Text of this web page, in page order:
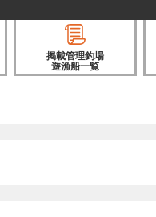
掲載管理釣場
遊漁船一覧